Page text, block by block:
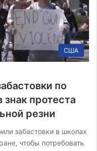
США
по
протеста
резни
забастовки в школах
чтобы потребовать